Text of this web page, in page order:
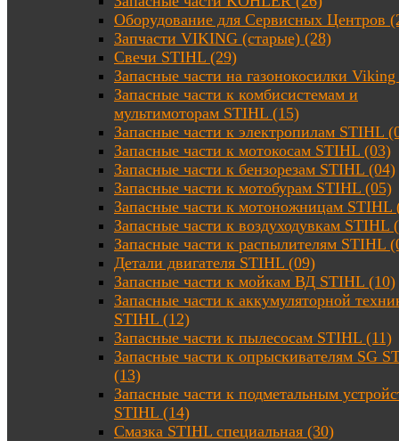
Оборудование для Сервисных Центров
Запчасти VIKING (старые) (28)
Свечи STIHL (29)
Запасные части на газонокосилки
Запасные части к комбисистемам и
мультимоторам STIHL (15)
Запасные части к электропилам STIHL
Запасные части к мотокосам STIHL (03)
Запасные части к бензорезам STIHL (04)
Запасные части к мотобурам STIHL (05)
Запасные части к мотоножницам STIHL
Запасные части к воздуходувкам STIHL
Запасные части к распылителям STIHL
Детали двигателя STIHL (09)
Запасные части к мойкам ВД STIHL (10)
Запасные части к аккумуляторной
STIHL (12)
Запасные части к пылесосам STIHL (11)
Запасные части к опрыскивателям SG
(13)
Запасные части к подметальным
STIHL (14)
Смазка STIHL специальная (30)